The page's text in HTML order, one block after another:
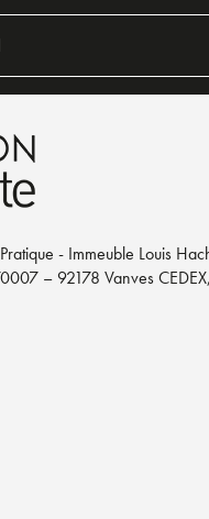
- Immeuble Louis
– 92178 Vanves